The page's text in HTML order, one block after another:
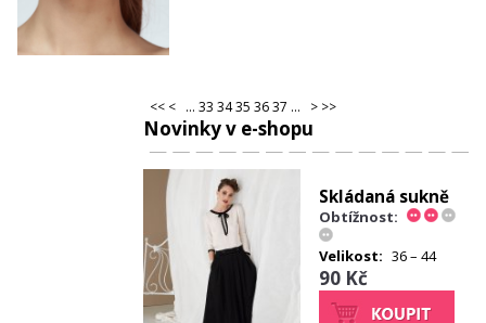
<< < ... 33 3435 3637 ... > >>
Novinky v e-shopu
Skládaná sukně
Obtížnost:
Velikost: 36 – 44
90 Kč